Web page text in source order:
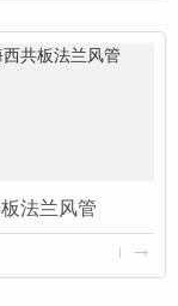
法兰风管